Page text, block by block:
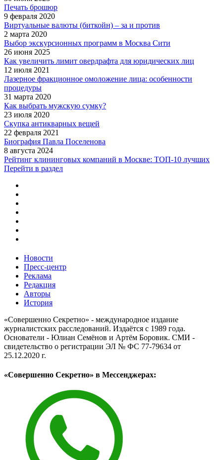
Печать брошюр
9 февраля 2020
Виртуальные валюты (биткойн) – за и против
2 марта 2020
Выбор экскурсионных программ в Москва Сити
26 июня 2025
Как увеличить лимит овердрафта для юридических лиц
12 июля 2021
Лазерное фракционное омоложение лица: особенности
процедуры
31 марта 2020
Как выбрать мужскую сумку?
23 июля 2020
Скупка антикварных вещей
22 февраля 2021
Биография Павла Поселенова
8 августа 2024
Рейтинг клининговых компаний в Москве: ТОП-10 лучших
Перейти в раздел
Новости
Пресс-центр
Реклама
Редакция
Авторы
История
«Совершенно Секретно» - международное издание
журналистских расследований. Издаётся с 1989 года.
Основатели - Юлиан Семёнов и Артём Боровик. CМИ -
свидетельство о регистрации ЭЛ № ФС 77-79634 от
25.12.2020 г.
«Совершенно Секретно» в Мессенджерах: